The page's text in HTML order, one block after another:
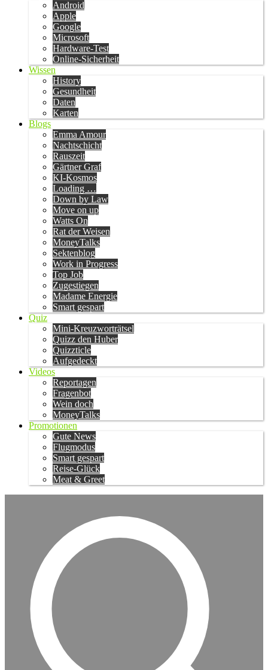
Android
Apple
Google
Microsoft
Hardware-Test
Online-Sicherheit
Wissen
History
Gesundheit
Daten
Karten
Blogs
Emma Amour
Nachtschicht
Rauszeit
Gärtner Graf
KI-Kosmos
Loading …
Down by Law
Move on up
Watts On
Rat der Weisen
MoneyTalks
Sektenblog
Work in Progress
Top Job
Zugestiegen
Madame Energie
Smart gespart
Quiz
Mini-Kreuzworträtsel
Quizz den Huber
Quizzticle
Aufgedeckt
Videos
Reportagen
Fragenbot
Wein doch
MoneyTalks
Promotionen
Gute News
Flugmodus
Smart gespart
Reise-Glück
Meat & Greet